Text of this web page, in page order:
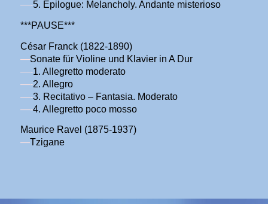
—-5. Epilogue: Melancholy. Andante misterioso
***PAUSE***
César Franck (1822-1890)
—Sonate für Violine und Klavier in A Dur
—-1. Allegretto moderato
—-2. Allegro
—-3. Recitativo – Fantasia. Moderato
—-4. Allegretto poco mosso
Maurice Ravel (1875-1937)
—Tzigane